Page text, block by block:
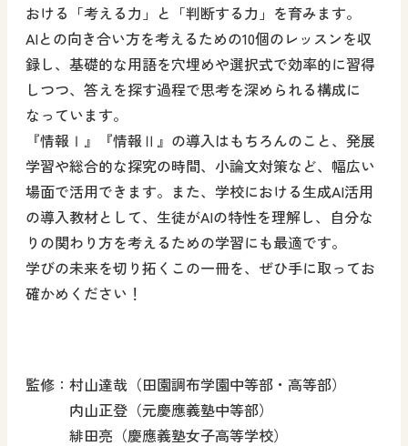
おける「考える力」と「判断する力」を育みます。
AIとの向き合い方を考えるための10個のレッスンを収
録し、基礎的な用語を穴埋めや選択式で効率的に習得
しつつ、答えを探す過程で思考を深められる構成に
なっています。
『情報Ⅰ』『情報Ⅱ』の導入はもちろんのこと、発展
学習や総合的な探究の時間、小論文対策など、幅広い
場面で活用できます。また、学校における生成AI活用
の導入教材として、生徒がAIの特性を理解し、自分な
りの関わり方を考えるための学習にも最適です。
学びの未来を切り拓くこの一冊を、ぜひ手に取ってお
確かめください！
監修： 村山達哉（田園調布学園中等部・高等部）
内山正登（元慶應義塾中等部）
緋田亮（慶應義塾女子高等学校）